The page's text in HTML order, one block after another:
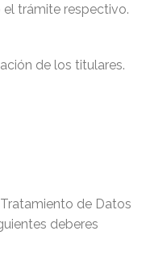
trámite respectivo.
de los titulares.
de Datos
deberes